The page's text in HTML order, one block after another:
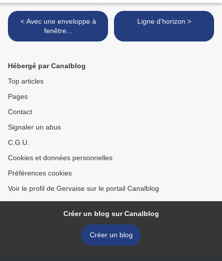
< Avec une enveloppe à
fenêtre...
Ligne d'horizon >
Hébergé par Canalblog
Top articles
Pages
Contact
Signaler un abus
C.G.U.
Cookies et données personnelles
Préférences cookies
Voir le profil de Gervaise sur le portail Canalblog
Créer un blog sur Canalblog
Créer un blog